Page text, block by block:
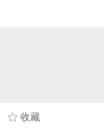
收藏